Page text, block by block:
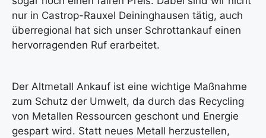
nur in Castrop-Rauxel Deininghausen tätig, auch
überregional hat sich unser Schrottankauf einen
hervorragenden Ruf erarbeitet.
Der Altmetall Ankauf ist eine wichtige Maßnahme
zum Schutz der Umwelt, da durch das Recycling
von Metallen Ressourcen geschont und Energie
gespart wird. Statt neues Metall herzustellen,